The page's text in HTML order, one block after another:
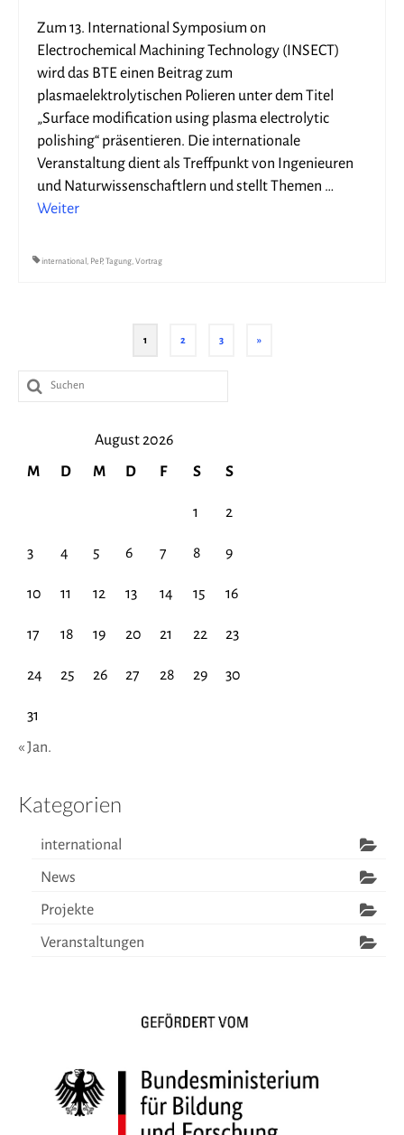
Zum 13. International Symposium on
Electrochemical Machining Technology (INSECT)
wird das BTE einen Beitrag zum
plasmaelektrolytischen Polieren unter dem Titel
„Surface modification using plasma electrolytic
polishing“ präsentieren. Die internationale
Veranstaltung dient als Treffpunkt von Ingenieuren
und Naturwissenschaftlern und stellt Themen …
Weiter
international PeP, Tagung Vortrag
Beitragsnavigation
1 2 3 »
Suche
nach:
August 2026
M
D M D F S S
1 2
3 4 5 6 7 8 9
10 11 12 13 14 15 16
17 18 19 20 21 22 23
24 25 26 27 28 29 30
31
« Jan.
Kategorien
international
News
Projekte
Veranstaltungen